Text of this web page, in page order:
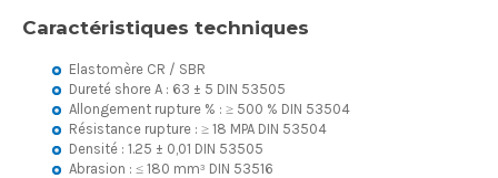
Caractéristiques techniques
Elastomère CR / SBR
Dureté shore A : 63 ± 5 DIN 53505
Allongement rupture % : ≥ 500 % DIN 53504
Résistance rupture : ≥ 18 MPA DIN 53504
Densité : 1.25 ± 0,01 DIN 53505
Abrasion : ≤ 180 mm³ DIN 53516